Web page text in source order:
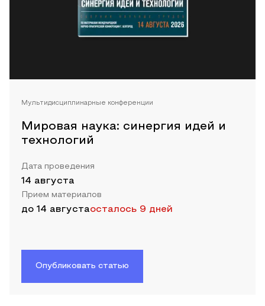
Мультидисциплинарные конференции
Мировая наука: синергия идей и
технологий
Дата проведения
14 августа
Прием материалов
до 14 августаосталось 9 дней
Опубликовать статью